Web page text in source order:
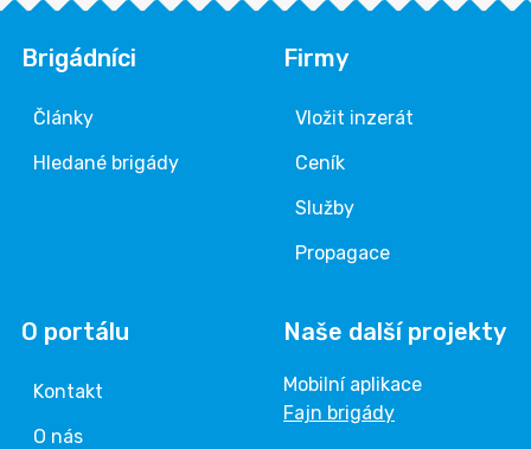
Brigádníci
Články
Hledané brigády
Firmy
Vložit inzerát
Ceník
Služby
Propagace
O portálu
Kontakt
O nás
Naše další projekty
Mobilní aplikace
Fajn brigády